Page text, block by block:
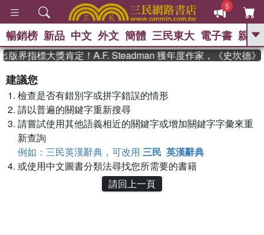
5
GO
史是一群喵 、
獎 臺灣漫遊錄
登輝時代 、 數學女孩：黎曼猜想 、
暢銷榜 新品 中文 外文 簡體 三民東大 電子書 親子
版界指標大獎肯定！A.F. Steadman 獲年度作家，《史坎德》
建議您
檢查是否有錯別字或拼字錯誤的情形
請以普遍的關鍵字重新搜尋
請嘗試使用其他語義相近的關鍵字或增加關鍵字字彙來重
新查詢
例如：三民英漢辭典，可改用 三民 英漢辭典
或使用中文圖書分類法尋找您所需要的書籍
請回上一頁